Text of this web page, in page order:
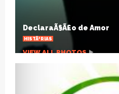
Na contramÃ£o
CULTURA
VIEW ALL PHOTOS